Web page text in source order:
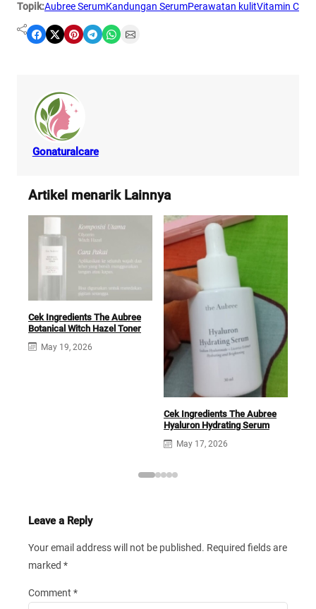
Topik:Aubree SerumKandungan SerumPerawatan kulitVitamin C
Share on Facebook Share on X Share on Pinterest Share on Telegram Share on WhatsApp Share on Email
Gonaturalcare
Artikel menarik Lainnya
Cek Ingredients The Aubree
Botanical Witch Hazel Toner
May 19, 2026
Cek Ingredients The Aubree
Hyaluron Hydrating Serum
May 17, 2026
Leave a Reply
Your email address will not be published. Required fields are
marked *
Comment *